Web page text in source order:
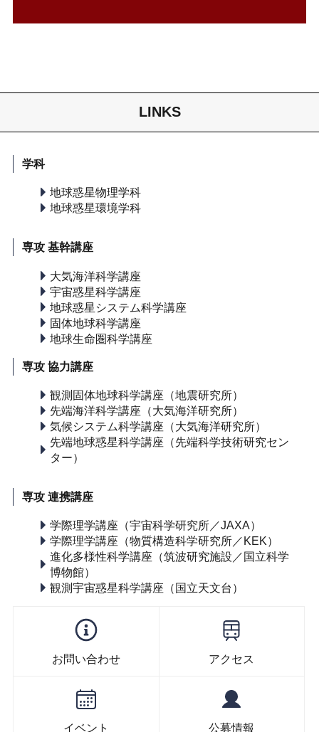
LINKS
学科
地球惑星物理学科
地球惑星環境学科
専攻 基幹講座
大気海洋科学講座
宇宙惑星科学講座
地球惑星システム科学講座
固体地球科学講座
地球生命圏科学講座
専攻 協力講座
観測固体地球科学講座（地震研究所）
先端海洋科学講座（大気海洋研究所）
気候システム科学講座（大気海洋研究所）
先端地球惑星科学講座（先端科学技術研究セン
ター）
専攻 連携講座
学際理学講座（宇宙科学研究所／JAXA）
学際理学講座（物質構造科学研究所／KEK）
進化多様性科学講座（筑波研究施設／国立科学
博物館）
観測宇宙惑星科学講座（国立天文台）
お問い合わせ アクセス
イベント 公募情報